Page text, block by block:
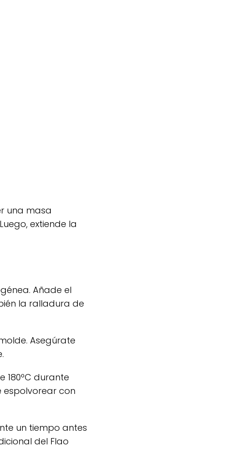
una masa
extiende la
Añade el
la ralladura de
Asegúrate
180ºC durante
espolvorear con
un tiempo antes
del Flao